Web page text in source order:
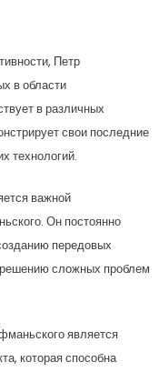
Петр
в области
в различных
свои последние
технологий.
важной
Он постоянно
передовых
решению сложных проблем
является
которая способна